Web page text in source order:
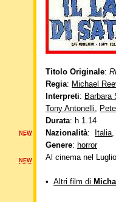
Titolo Originale:
Regia: Michael
Interpreti: Barbara
Tony Antonelli,
Durata: h 1.14
Nazionalità: Italia,
Genere: horror
Al cinema nel Luglio
• Altri film di
NEW
NEW